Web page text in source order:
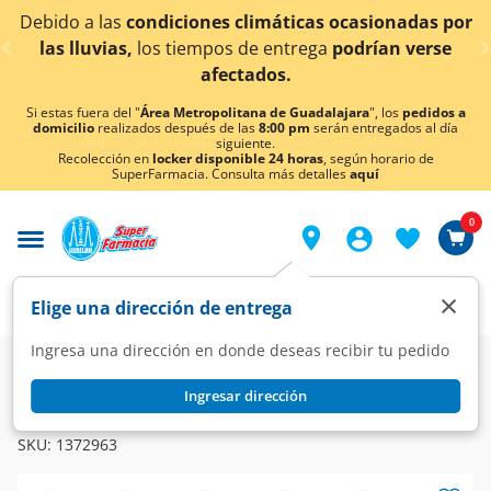
< div class="carousel-inner">
climáticas ocasionadas por
de entregapodrían verse
¡Ahora también
Si estas fuera del "Área Metropolitana de Guadalajara", los pedidos a
domicilio realizados después de las8:00 pm serán entregados al día
siguiente.
Recolección en locker disponible 24 horas, según horario de
SuperFarmacia. Consulta más detallesaquí
Elige una dirección de entrega
Ingresa una dirección en donde deseas recibir tu pedido
Ingresar dirección
×
0
Dermo Protección solar Fotoprotección
Fotoprotector Isdin Brush Mineral en Polvo SPF50+, 2 gr.
SKU: 1372963